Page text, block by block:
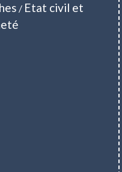
/ Etat civil et